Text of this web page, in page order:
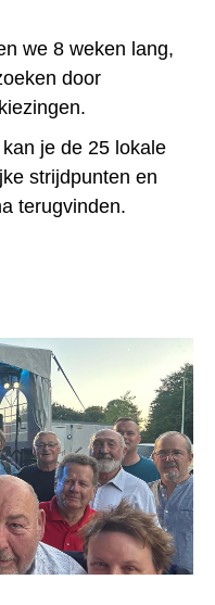
we 8 weken lang,
door
je de 25 lokale
strijdpunten en
terugvinden.